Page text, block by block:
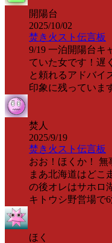
開陽台
2025/10/02
焚き火スト伝言板
9/19 一泊開陽台キ
ていた女です！遅
と頼れるアドバイ
印象に残っていま
焚人
2025/9/19
焚き火スト伝言板
おお！ほくか！ 無
まあ北海道はどこ
の後オレはサホロ
キトウシ野営場で
ほく